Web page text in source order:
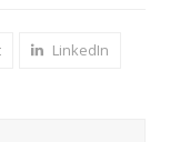
LinkedIn